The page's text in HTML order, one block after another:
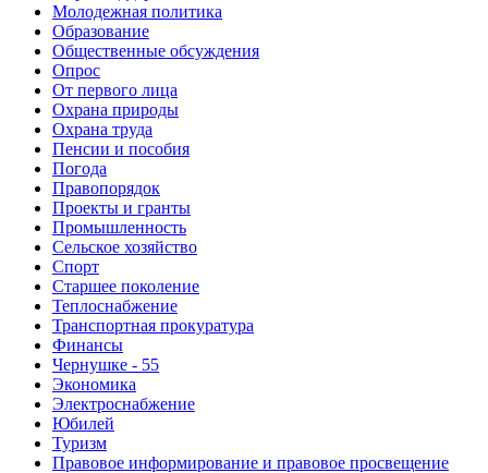
Молодежная политика
Образование
Общественные обсуждения
Опрос
От первого лица
Охрана природы
Охрана труда
Пенсии и пособия
Погода
Правопорядок
Проекты и гранты
Промышленность
Сельское хозяйство
Спорт
Старшее поколение
Теплоснабжение
Транспортная прокуратура
Финансы
Чернушке - 55
Экономика
Электроснабжение
Юбилей
Туризм
Правовое информирование и правовое просвещение